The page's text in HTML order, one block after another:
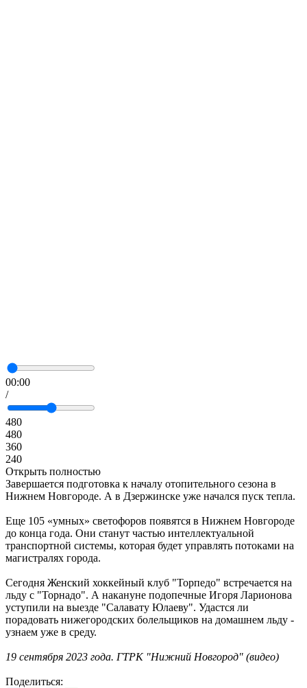
00:00
/
480
480
360
240
Открыть полностью
Завершается подготовка к началу отопительного сезона в
Нижнем Новгороде. А в Дзержинске уже начался пуск тепла.
Еще 105 «умных» светофоров появятся в Нижнем Новгороде
до конца года. Они станут частью интеллектуальной
транспортной системы, которая будет управлять потоками на
магистралях города.
Сегодня Женский хоккейный клуб "Торпедо" встречается на
льду с "Торнадо". А накануне подопечные Игоря Ларионова
уступили на выезде "Салавату Юлаеву". Удастся ли
порадовать нижегородских болельщиков на домашнем льду -
узнаем уже в среду.
19 сентября 2023 года. ГТРК "Нижний Новгород" (видео)
Поделиться: